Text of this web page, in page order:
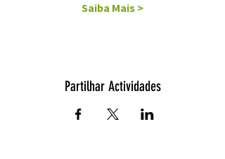
Saiba Mais >
Partilhar Actividades